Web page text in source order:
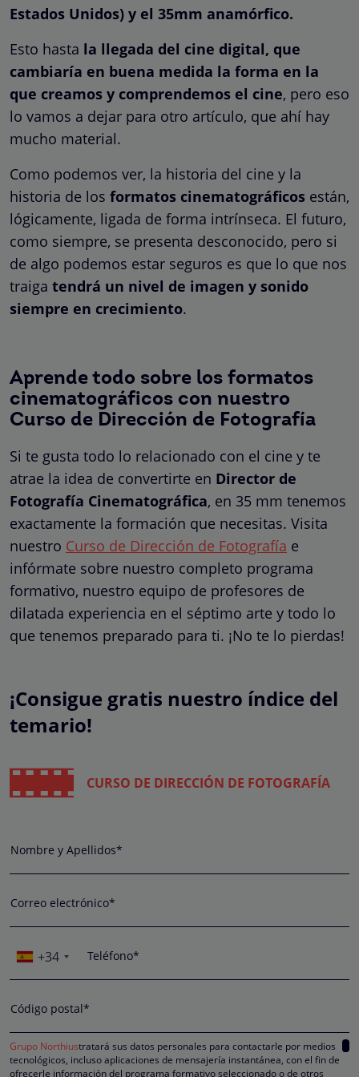
Estados Unidos) y el 35mm anamórfico.
Esto hasta la llegada del cine digital, que
cambiaría en buena medida la forma en la
que creamos y comprendemos el cine, pero eso
lo vamos a dejar para otro artículo, que ahí hay
mucho material.
Como podemos ver, la historia del cine y la
historia de los formatos cinematográficos están,
lógicamente, ligada de forma intrínseca. El futuro,
como siempre, se presenta desconocido, pero si
de algo podemos estar seguros es que lo que nos
traiga tendrá un nivel de imagen y sonido
siempre en crecimiento.
Aprende todo sobre los formatos
cinematográficos con nuestro
Curso de Dirección de Fotografía
Si te gusta todo lo relacionado con el cine y te
atrae la idea de convertirte en Director de
Fotografía Cinematográfica, en 35 mm tenemos
exactamente la formación que necesitas. Visita
nuestro Curso de Dirección de Fotografía e
infórmate sobre nuestro completo programa
formativo, nuestro equipo de profesores de
dilatada experiencia en el séptimo arte y todo lo
que tenemos preparado para ti. ¡No te lo pierdas!
¡Consigue gratis nuestro índice del
temario!
CURSO DE DIRECCIÓN DE FOTOGRAFÍA
Nombre y Apellidos*
Correo electrónico*
+34 Teléfono*
Código postal*
Grupo Northiustratará sus datos personales para contactarle por medios
tecnológicos, incluso aplicaciones de mensajería instantánea, con el fin de
ofrecerle información del programa formativo seleccionado o de otros